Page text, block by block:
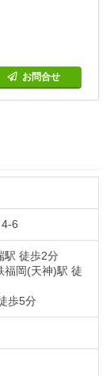
お問合せ
6
駅 徒歩2分
福岡(天神)駅 徒
歩5分